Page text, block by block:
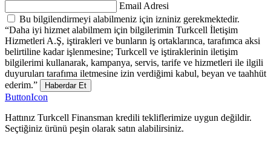
Email Adresi
Bu bilgilendirmeyi alabilmeniz için izniniz gerekmektedir.
“Daha iyi hizmet alabilmem için bilgilerimin Turkcell İletişim
Hizmetleri A.Ş, iştirakleri ve bunların iş ortaklarınca, tarafımca aksi
belirtiline kadar işlenmesine; Turkcell ve iştiraklerinin iletişim
bilgilerimi kullanarak, kampanya, servis, tarife ve hizmetleri ile ilgili
duyuruları tarafıma iletmesine izin verdiğimi kabul, beyan ve taahhüt
ederim.”
Haberdar Et
ButtonIcon
Hattınız Turkcell Finansman kredili tekliflerimize uygun değildir.
Seçtiğiniz ürünü peşin olarak satın alabilirsiniz.